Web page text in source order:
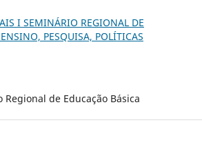
I SEMINÁRIO REGIONAL DE
PESQUISA, POLÍTICAS
de Educação Básica